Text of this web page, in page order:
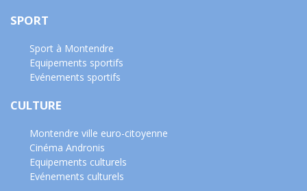
SPORT
Sport à Montendre
Equipements sportifs
Evénements sportifs
CULTURE
Montendre ville euro-citoyenne
Cinéma Andronis
Equipements culturels
Evénements culturels